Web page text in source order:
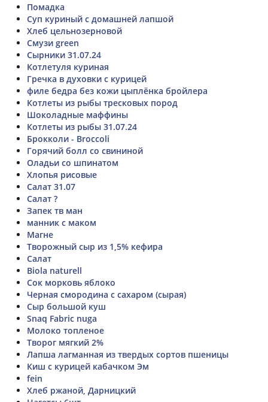
Помадка
Суп куриный с домашней лапшой
Хлеб цельнозерновой
Смузи green
Сырники 31.07.24
Котлетуля куриная
Гречка в духовки с курицей
филе бедра без кожи цыплёнка бройлера
Котлеты из рыбы тресковых пород
Шоколадные маффины
Котлеты из рыбы 31.07.24
Брокколи - Broccoli
Горячий болл со свининой
Оладьи со шпинатом
Хлопья рисовые
Салат 31.07
Салат ?
Запек тв ман
манник с маком
Магне
Творожный сыр из 1,5% кефира
Салат
Biola naturell
Сок морковь яблоко
Черная смородина с сахаром (сырая)
Сыр большой куш
Snaq Fabric nuga
Молоко топленое
Творог мягкий 2%
Лапша лагманная из твердых сортов пшеницы
Киш с курицей кабачком Эм
fein
Хлеб ржаной, Дарницкий